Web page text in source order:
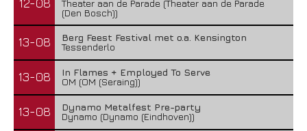
12-08
Theater aan de Parade (Theater aan de Parade
(Den Bosch))
13-08
Berg Feest Festival met o.a. Kensington
Tessenderlo
13-08
In Flames + Employed To Serve
OM (OM (Seraing))
13-08
Dynamo Metalfest Pre-party
Dynamo (Dynamo (Eindhoven))